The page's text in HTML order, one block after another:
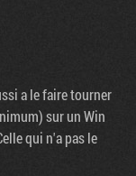
a le faire tourner
sur un Win
qui n'a pas le